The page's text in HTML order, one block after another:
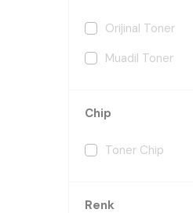
Orijinal Toner
Muadil Toner
Chip
Toner Chip
Renk